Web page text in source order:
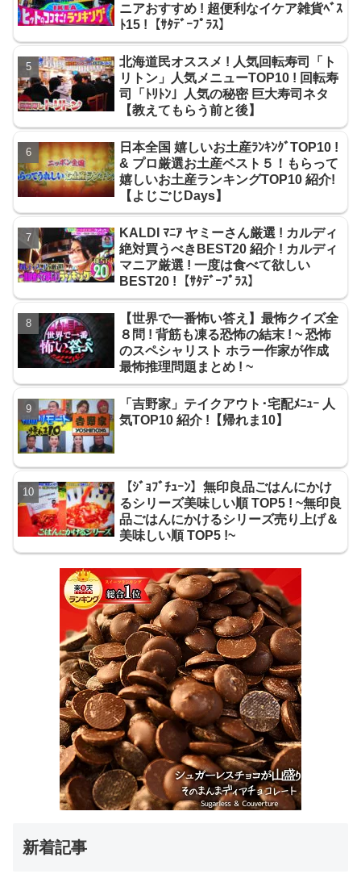
ニアおすすめ ! 超便利なイケア雑貨ﾍﾞｽ
ﾄ15 !【ｻﾀﾃﾞｰﾌﾟﾗｽ】
北海道民オススメ ! 人気回転寿司「ト
リトン」人気メニューTOP10 ! 回転寿
司「ﾄﾘﾄﾝ」人気の秘密 巨大寿司ネタ
【教えてもらう前と後】
日本全国 嬉しいお土産ﾗﾝｷﾝｸﾞTOP10 !
& プロ厳選お土産ベスト５！もらって
嬉しいお土産ランキングTOP10 紹介!
【よじごじDays】
KALDI ﾏﾆｱ ヤミーさん厳選 ! カルディ
絶対買うべきBEST20 紹介 ! カルディ
マニア厳選 ! 一度は食べて欲しい
BEST20 !【ｻﾀﾃﾞｰﾌﾟﾗｽ】
【世界で一番怖い答え】最怖クイズ全
８問 ! 背筋も凍る恐怖の結末 ! ~ 恐怖
のスペシャリスト ホラー作家が作成
最怖推理問題まとめ ! ~
「吉野家」テイクアウト･宅配ﾒﾆｭｰ 人
気TOP10 紹介 !【帰れま10】
【ｼﾞｮﾌﾞﾁｭｰﾝ】無印良品ごはんにかけ
るシリーズ美味しい順 TOP5 ! ~無印良
品ごはんにかけるシリーズ売り上げ＆
美味しい順 TOP5 !~
新着記事